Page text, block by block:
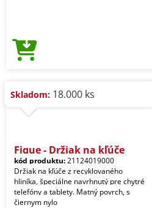
Skladom: 18.000 ks
Fique - Držiak na kľúče
kód produktu:21124019000
Držiak na kľúče z recyklovaného
hliníka, špeciálne navrhnutý pre chytré
telefóny a tablety. Matný povrch, s
čiernym nylo